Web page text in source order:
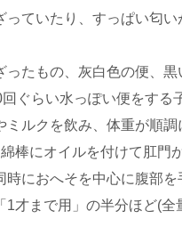
っていたり、すっぱい匂
たもの、灰白色の便、黒
ぐらい水っぽい便をする
ルクを飲み、体重が順調
棒にオイルを付けて肛門
におへそを中心に腹部を
1才まで用」の半分ほど(